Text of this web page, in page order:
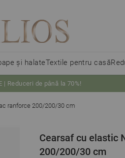
și halateTextile pentru casă
| Reduceri de până la 70%!
ranforce 200/200/30 cm
Cearsaf cu elastic
200/200/30 cm